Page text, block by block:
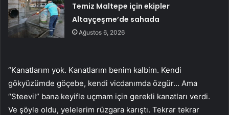
Temiz Maltepe için ekipler
Altayçeşme’de sahada
Ağustos 6, 2026
“Kanatlarım yok. Kanatlarım benim kalbim. Kendi
gökyüzümde göçebe, kendi vicdanımda özgür… Ama
“Steevil” bana keyifle uçmam için gerekli kanatları verdi.
Ve şöyle oldu, yelelerim rüzgara karıştı. Tekrar tekrar